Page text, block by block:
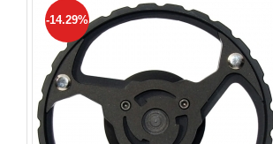
-14.29%